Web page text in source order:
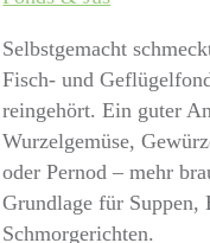
Selbstgemacht
Fisch- und
reingehört. Ein guter
Wurzelgemüse,
oder Pernod – mehr
Grundlage für
Schmorgerichten.